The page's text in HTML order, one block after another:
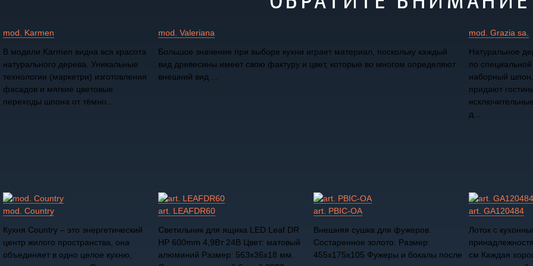
mod. Karmen
В модели Karmen видна вся красота
натурального дерева. Уникальные
технологии (маркетри) изготовления
фасадов и мягкие цветовые
переходы шпона от тёмно...
mod. Valeriana
Большое значение при выборе кухни играет материал, поскольку каждый
вид древесины имеет свою фактуру и цвет, которые во многом определяют
внешний вид ...
mod. Grazia sa.
Натуральное
по специальной
наборный
придают
д...
mod. Country
Кухня Country – это энергетический
центр жилого пространства, она
объединяет в одно целое кухню,
art. LEAFDR60
Светильник для ящика LED Leaf DR
HP 600mm 4,9Вт 24В Цвет: матовый
алюминий Размер: 563х36х18 мм.
art. PBIC-OA
Внешняя сушка для фужеров.
Состаренное золото. Размер:
455х175х105 Фужеры и бокалы после
art. GA120484
Лоток с
см Каждая